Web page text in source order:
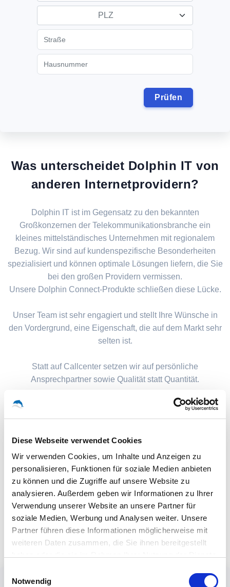
Diese Webseite verwendet Cookies
Wir verwenden Cookies, um Inhalte und Anzeigen zu
personalisieren, Funktionen für soziale Medien anbieten
zu können und die Zugriffe auf unsere Website zu
analysieren. Außerdem geben wir Informationen zu Ihrer
Verwendung unserer Website an unsere Partner für
soziale Medien, Werbung und Analysen weiter. Unsere
Partner führen diese Informationen möglicherweise mit
weiteren Daten zusammen, die Sie ihnen bereitgestellt
Notwendig
PLZ
Was unterscheidet Dolphin IT von
anderen Internetprovidern?
Dolphin IT ist im Gegensatz zu den bekannten
Großkonzernen der Telekommunikationsbranche ein
kleines mittelständisches Unternehmen mit regionalem
Bezug. Wir sind auf kundenspezifische Besonderheiten
spezialisiert und können optimale Lösungen liefern, die Sie
bei den großen Providern vermissen.
Unsere Dolphin Connect-Produkte schließen diese Lücke.
Unser Team ist sehr engagiert und stellt Ihre Wünsche in
den Vordergrund, eine Eigenschaft, die auf dem Markt sehr
selten ist.
Statt auf Callcenter setzen wir auf persönliche
Ansprechpartner sowie Qualität statt Quantität.